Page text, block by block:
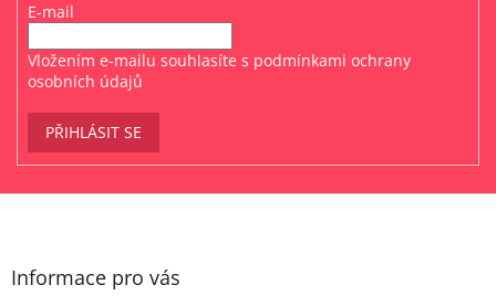
E-mail
Vložením e-mailu souhlasíte s podmínkami ochrany
osobních údajů
PŘIHLÁSIT SE
Z
Informace pro vás